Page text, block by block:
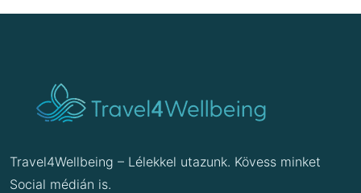
Travel4Wellbeing – Lélekkel utazunk. Kövess minket
Social médián is.